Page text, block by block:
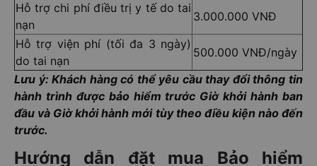
Hỗ trợ chi phí điều trị y tế do tai
nạn
3.000.000 VNĐ
Hỗ trợ viện phí (tối đa 3 ngày)
do tai nạn
500.000 VNĐ/ngày
Lưu ý: Khách hàng có thể yêu cầu thay đổi thông tin
hành trình được bảo hiểm trước Giờ khởi hành ban
đầu và Giờ khởi hành mới tùy theo điều kiện nào đến
trước.
Hướng dẫn đặt mua Bảo hiểm